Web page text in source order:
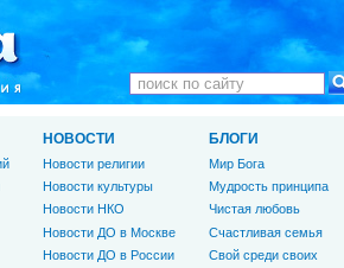
НОВОСТИ
Новости религии
Новости культуры
Новости НКО
Новости ДО в Москве
Новости ДО в России
БЛОГИ
Мир Бога
Мудрость принципа
Чистая любовь
Счастливая семья
Свой среди своих